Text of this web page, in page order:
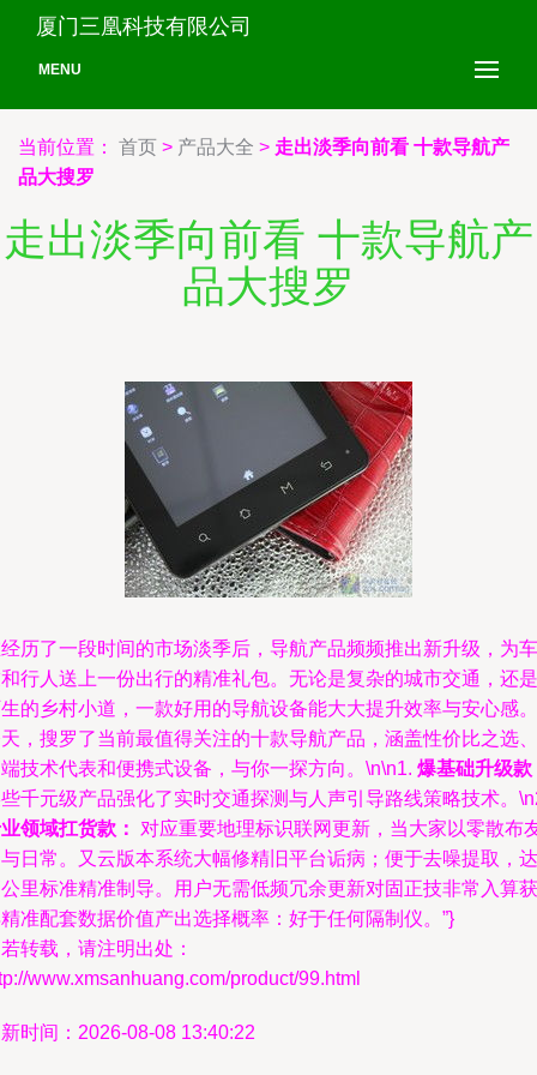
厦门三凰科技有限公司
MENU
当前位置： 首页 > 产品大全 > 走出淡季向前看 十款导航产
品大搜罗
走出淡季向前看 十款导航产
品大搜罗
历了一段时间的市场淡季后，导航产品频频推出新升级，为车
行人送上一份出行的精准礼包。无论是复杂的城市交通，还是
的乡村小道，一款好用的导航设备能大大提升效率与安心感。
，搜罗了当前最值得关注的十款导航产品，涵盖性价比之选、
技术代表和便携式设备，与你一探方向。\n\n1. 爆基础升级款
千元级产品强化了实时交通探测与人声引导路线策略技术。
领域扛货款：
对应重要地理标识联网更新，当大家以零散布
日常。又云版本系统大幅修精旧平台诟病；便于去噪提取，达
里标准精准制导。用户无需低频冗余更新对固正技非常入算获
准配套数据价值产出选择概率：好于任何隔制仪。”}
转载，请注明出处：
www.xmsanhuang.com/product/99.html
时间：2026-08-08 13:40:22